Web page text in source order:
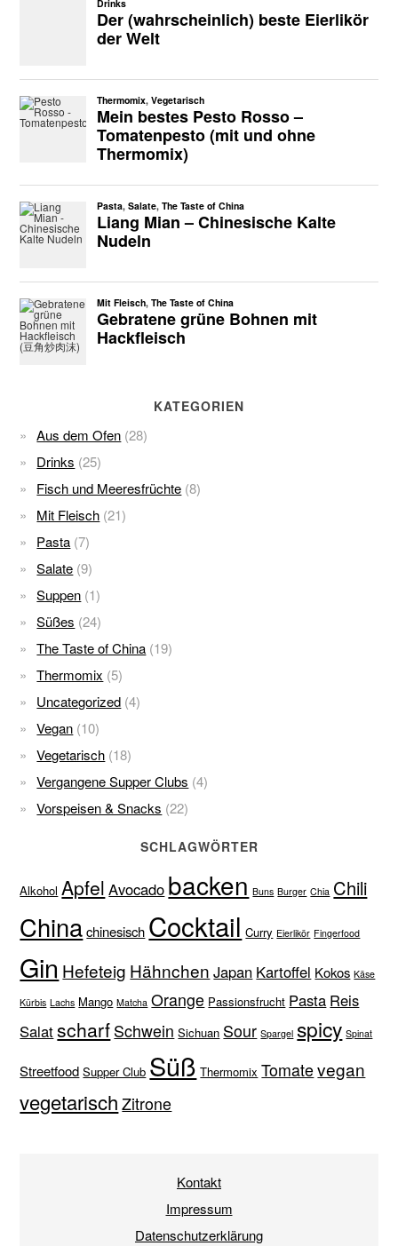
KATEGORIEN
Aus dem Ofen (28)
Drinks (25)
Fisch und Meeresfrüchte (8)
Mit Fleisch (21)
Pasta (7)
Salate (9)
Suppen (1)
Süßes (24)
The Taste of China (19)
Thermomix (5)
Uncategorized (4)
Vegan (10)
Vegetarisch (18)
Vergangene Supper Clubs (4)
Vorspeisen & Snacks (22)
SCHLAGWÖRTER
Alkohol Apfel Avocado backen Buns Burger Chia Chili
China chinesisch Cocktail Curry Eierlikör Fingerfood
Gin Hefeteig Hähnchen Japan Kartoffel Kokos Käse
Kürbis Lachs Mango Matcha Orange Passionsfrucht Pasta Reis
Salatscharf Schwein Sichuan Sour Spargel spicy Spinat
Streetfood Supper Club Süß Thermomix Tomatevegan
vegetarisch Zitrone
Kontakt
Impressum
Datenschutzerklärung